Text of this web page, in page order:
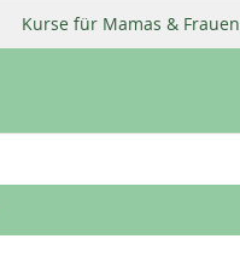
Kurse für Mamas & Frauen